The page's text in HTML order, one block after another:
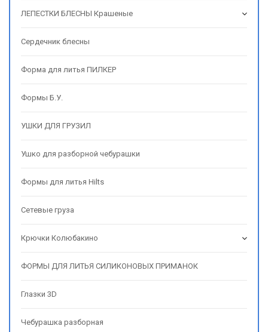
ЛЕПЕСТКИ БЛЕСНЫ Крашеные
Сердечник блесны
Форма для литья ПИЛКЕР
Формы Б.У.
УШКИ ДЛЯ ГРУЗИЛ
Ушко для разборной чебурашки
Формы для литья Hilts
Сетевые груза
Крючки Колюбакино
ФОРМЫ ДЛЯ ЛИТЬЯ СИЛИКОНОВЫХ ПРИМАНОК
Глазки 3D
Чебурашка разборная